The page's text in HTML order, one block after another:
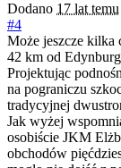
Dodano 17 lat temu
#4
Może jeszcze kilka
42 km od
Projektując
na pograniczu
tradycyjnej
Jak wyżej
osobiście JKM
obchodów